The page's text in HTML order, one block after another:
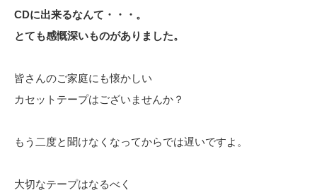
CDに出来るなんて・・・。
とても感慨深いものがありました。
皆さんのご家庭にも懐かしい
カセットテープはございませんか？
もう二度と聞けなくなってからでは遅いですよ。
大切なテープはなるべく